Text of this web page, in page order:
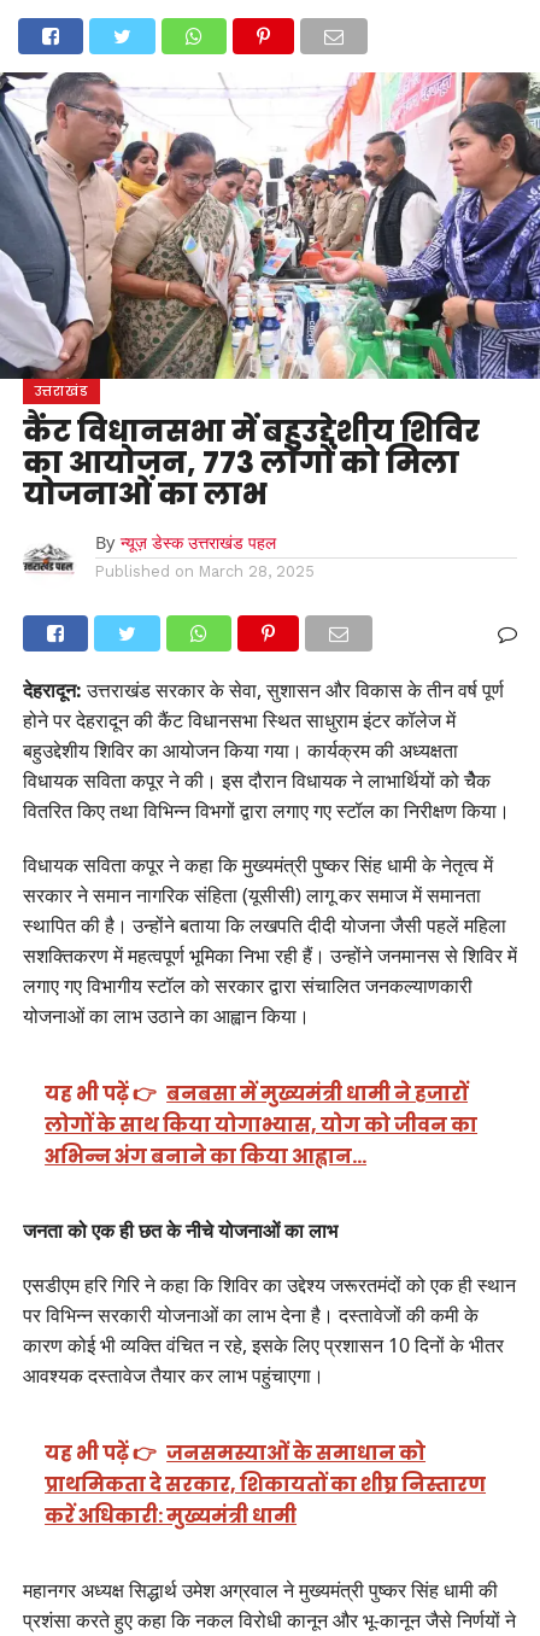
उत्तराखंड अल्मोड़ाउत्तरकाशी उधम सिंह नगर चंपावत चमोलीटिहरी गढ़वाल
देहरादूननैनीतालपिथौरागढ़ पौड़ी गढ़वाल बागेश्वर रुद्रप्रयागहरिद्वारदेशदुनिया
मनोरंजन
उत्तराखंड
कैंट विधानसभा में बहुउद्देशीय शिविर
का आयोजन, 773 लोगों को मिला
योजनाओं का लाभ
By न्यूज़ डेस्क उत्तराखंड पहल
Published on March 28, 2025
देहरादून:उत्तराखंड सरकार के सेवा, सुशासन और विकास के तीन वर्ष पूर्ण
होने पर देहरादून की कैंट विधानसभा स्थित साधुराम इंटर कॉलेज में
बहुउद्देशीय शिविर का आयोजन किया गया। कार्यक्रम की अध्यक्षता
विधायक सविता कपूर ने की। इस दौरान विधायक ने लाभार्थियों को चैेक
वितरित किए तथा विभिन्न विभगों द्वारा लगाए गए स्टॉल का निरीक्षण किया।
विधायक सविता कपूर ने कहा कि मुख्यमंत्री पुष्कर सिंह धामी के नेतृत्व में
सरकार ने समान नागरिक संहिता (यूसीसी) लागू कर समाज में समानता
स्थापित की है। उन्होंने बताया कि लखपति दीदी योजना जैसी पहलें महिला
सशक्तिकरण में महत्वपूर्ण भूमिका निभा रही हैं। उन्होंने जनमानस से शिविर में
लगाए गए विभागीय स्टॉल को सरकार द्वारा संचालित जनकल्याणकारी
योजनाओं का लाभ उठाने का आह्वान किया।
यह भी पढ़ें 👉 बनबसा में मुख्यमंत्री धामी ने हजारों
लोगों के साथ किया योगाभ्यास, योग को जीवन का
अभिन्न अंग बनाने का किया आह्वान…
जनता को एक ही छत के नीचे योजनाओं का लाभ
एसडीएम हरि गिरि ने कहा कि शिविर का उद्देश्य जरूरतमंदों को एक ही स्थान
पर विभिन्न सरकारी योजनाओं का लाभ देना है। दस्तावेजों की कमी के
कारण कोई भी व्यक्ति वंचित न रहे, इसके लिए प्रशासन 10 दिनों के भीतर
आवश्यक दस्तावेज तैयार कर लाभ पहुंचाएगा।
यह भी पढ़ें 👉 जनसमस्याओं के समाधान को
प्राथमिकता दे सरकार, शिकायतों का शीघ्र निस्तारण
करें अधिकारी: मुख्यमंत्री धामी
महानगर अध्यक्ष सिद्धार्थ उमेश अग्रवाल ने मुख्यमंत्री पुष्कर सिंह धामी की
प्रशंसा करते हुए कहा कि नकल विरोधी कानून और भू-कानून जैसे निर्णयों ने